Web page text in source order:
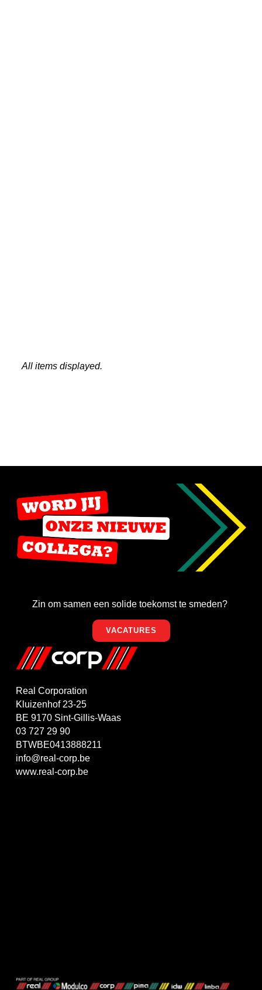
All items displayed.
Real Corporation
Kluizenhof 23-25
BE 9170 Sint-Gillis-Waas
03 727 29 90
BTWBE0413888211
info@real-corp.be
www.real-corp.be
Zin om samen een solide toekomst te smeden?
VACATURES